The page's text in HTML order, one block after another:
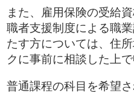
また、雇用保険の受給
職者支援制度による職
たす方については、住
クに事前に相談した上
普通課程の科目を希望